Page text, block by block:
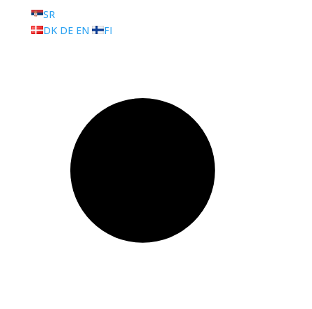
SR
DK DE EN FI